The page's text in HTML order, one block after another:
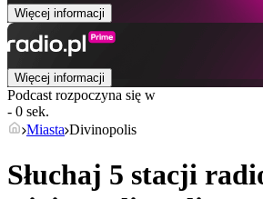
Więcej informacji
Więcej informacji
Podcast rozpoczyna się w
- 0 sek.
Miasta Divinopolis
Słuchaj 5 stacji